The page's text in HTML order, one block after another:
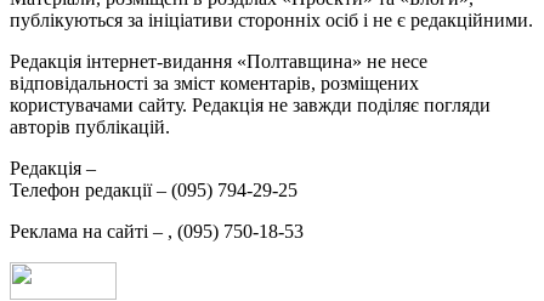
публікуються за ініціативи сторонніх осіб і не є редакційними.
Редакція інтернет-видання «Полтавщина» не несе
відповідальності за зміст коментарів, розміщених
користувачами сайту. Редакція не завжди поділяє погляди
авторів публікацій.
Редакція –
Телефон редакції – (095) 794-29-25
Реклама на сайті – , (095) 750-18-53